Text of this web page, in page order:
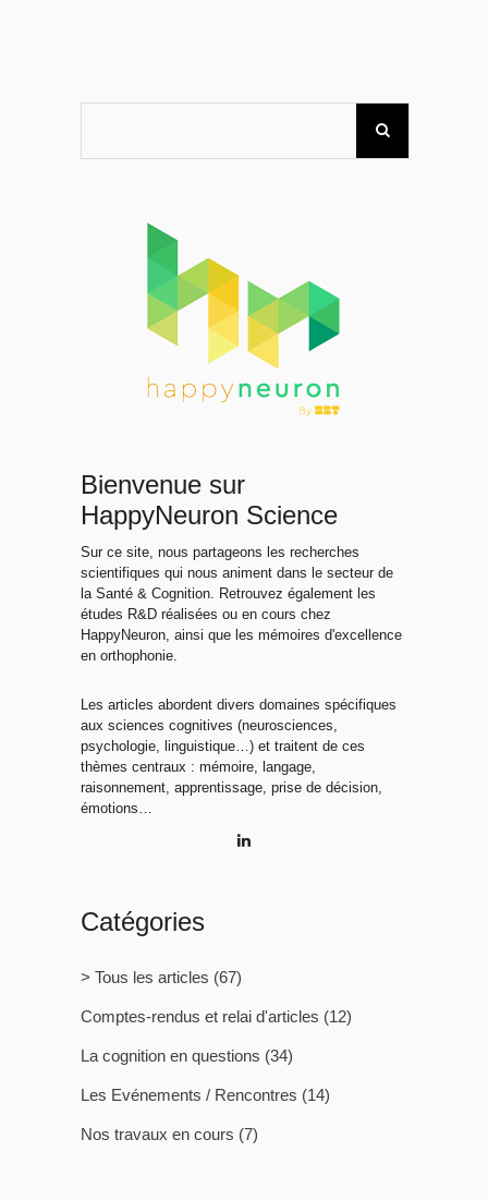
Bienvenue sur
HappyNeuron Science
Sur ce site, nous partageons les recherches
scientifiques qui nous animent dans le secteur de
la Santé & Cognition. Retrouvez également les
études R&D réalisées ou en cours chez
HappyNeuron, ainsi que les mémoires d'excellence
en orthophonie.
Les articles abordent divers domaines spécifiques
aux sciences cognitives (neurosciences,
psychologie, linguistique…) et traitent de ces
thèmes centraux : mémoire, langage,
raisonnement, apprentissage, prise de décision,
émotions…
Catégories
> Tous les articles (67)
Comptes-rendus et relai d'articles (12)
La cognition en questions (34)
Les Evénements / Rencontres (14)
Nos travaux en cours (7)